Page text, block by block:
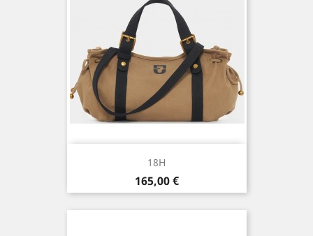
18H
Prix
165,00 €